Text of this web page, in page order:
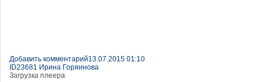
Добавить комментарий13.07.2015 01:10
ID23681 Ирина Горяинова
Загрузка плеера